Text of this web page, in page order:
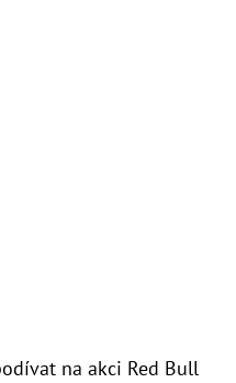
na akci Red Bull